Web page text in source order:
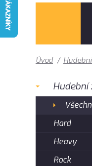
Úvod /
Hudební
Hard
Heavy
Rock